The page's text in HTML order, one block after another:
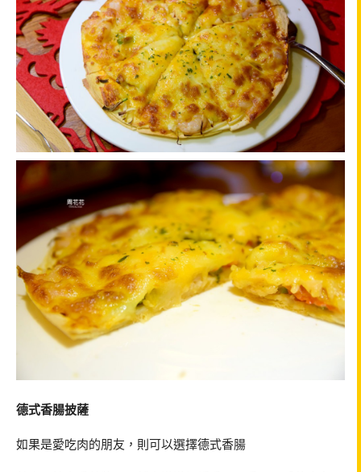
德式香腸披薩
如果是愛吃肉的朋友，則可以選擇德式香腸